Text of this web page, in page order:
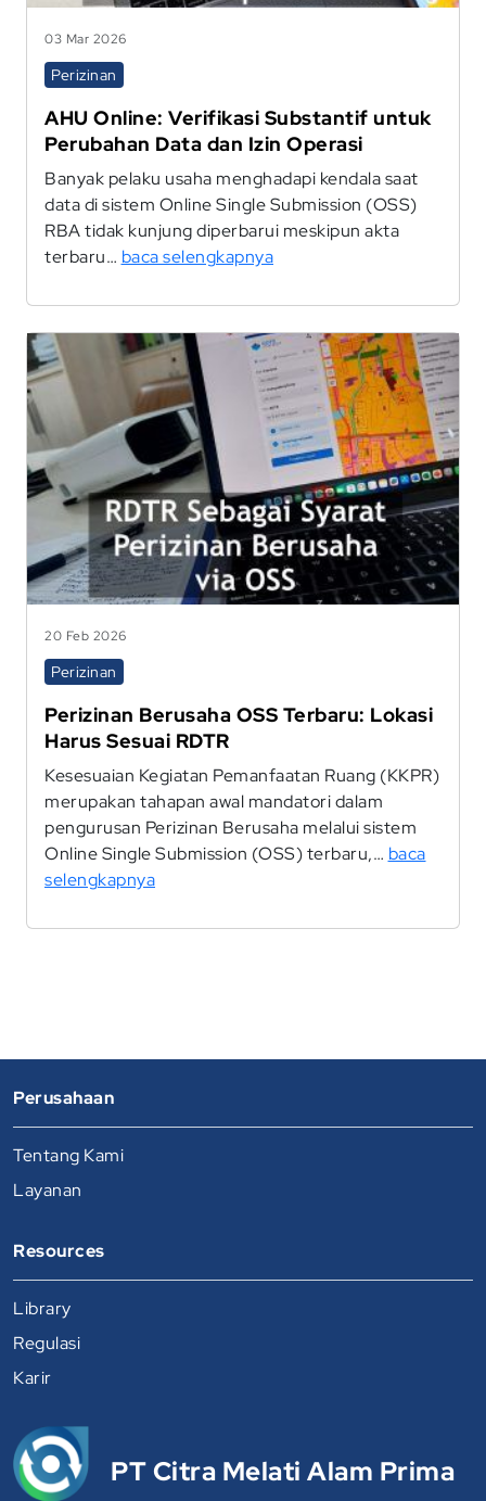
03 Mar 2026
Perizinan
AHU Online: Verifikasi Substantif untuk
Perubahan Data dan Izin Operasi
Banyak pelaku usaha menghadapi kendala saat
data di sistem Online Single Submission (OSS)
RBA tidak kunjung diperbarui meskipun akta
terbaru… baca selengkapnya
20 Feb 2026
Perizinan
Perizinan Berusaha OSS Terbaru: Lokasi
Harus Sesuai RDTR
Kesesuaian Kegiatan Pemanfaatan Ruang (KKPR)
merupakan tahapan awal mandatori dalam
pengurusan Perizinan Berusaha melalui sistem
Online Single Submission (OSS) terbaru,… baca
selengkapnya
PT Citra Melati Alam Prima
Perusahaan
Tentang Kami
Layanan
Resources
Library
Regulasi
Karir